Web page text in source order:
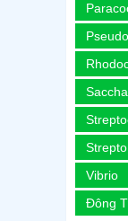
Vibrio
Đông